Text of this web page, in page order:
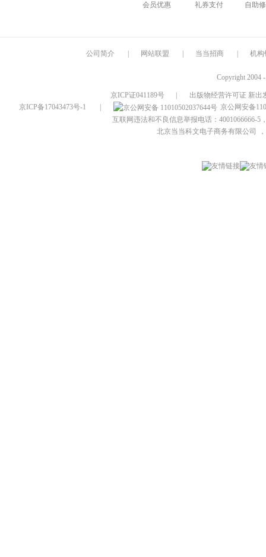
会员优惠
礼券支付
自助
公司简介 网站联盟 当当招商 机构
Copyright 2004
京ICP证041189号
出版物经营许可证 新出
京ICP备17043473号-1
京公网安备
互联网违法和不良信息举报电话：4001066666-5
北京当当科文电子商务有限公司